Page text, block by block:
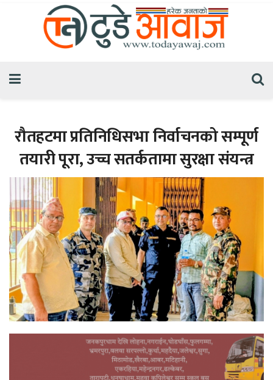
रौतहटमा प्रतिनिधिसभा निर्वाचनको सम्पूर्ण
तयारी पूरा, उच्च सतर्कतामा सुरक्षा संयन्त्र